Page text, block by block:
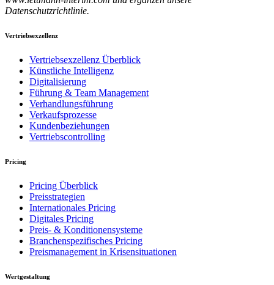
Datenschutzrichtlinie.
Vertriebsexzellenz
Vertriebsexzellenz Überblick
Künstliche Intelligenz
Digitalisierung
Führung & Team Management
Verhandlungsführung
Verkaufsprozesse
Kundenbeziehungen
Vertriebscontrolling
Pricing
Pricing Überblick
Preisstrategien
Internationales Pricing
Digitales Pricing
Preis- & Konditionensysteme
Branchenspezifisches Pricing
Preismanagement in Krisensituationen
Wertgestaltung